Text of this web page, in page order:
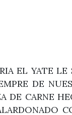
EL YATE
DE
DE CARNE